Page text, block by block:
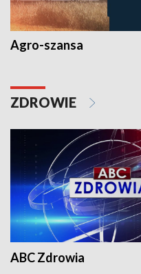
Agro-szansa
ZDROWIE
ABC Zdrowia